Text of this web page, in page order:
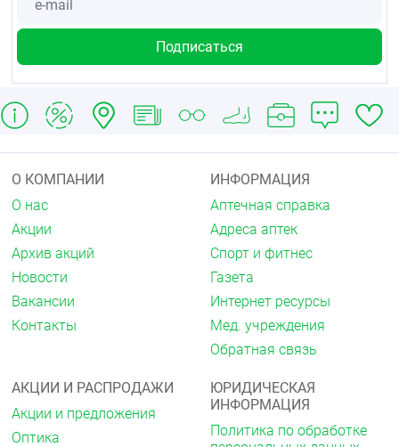
снимите изделие со стопы и кончиков пальцев
снимая чулок, ни в коем случае не тяните за
силиконовую резинку - она может оторваться
Противопоказания
Индивидуальная непереносимость
компонентов и сырья изделия.
Местные кожные заболевания и инфекции
мягких тканей нижних конечностей.
Трофические язвы невенозной этиологии.
Декомпенсированная сердечно-сосудистая
Облитерирующие заболевания артерий нижних
конечностей при регионарном систолическом
давлении на задней большеберцовой артерии
Рекомендации по уходу
Компрессионные изделия следует стирать
О КОМПАНИИ
О нас
Акции
Архив акций
Новости
Вакансии
Контакты
ИНФОРМАЦИЯ
Аптечная справка
Адреса аптек
Спорт и фитнес
Газета
Интернет ресурсы
Мед. учреждения
Обратная связь
АКЦИИ И РАСПРОДАЖИ
Акции и предложения
Оптика
ЮРИДИЧЕСКАЯ
ИНФОРМАЦИЯ
Политика по обработке